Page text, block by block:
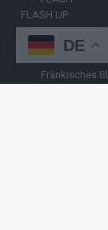
FLASH UP
Nürnberger
Hamburger
Fränkisches
DE